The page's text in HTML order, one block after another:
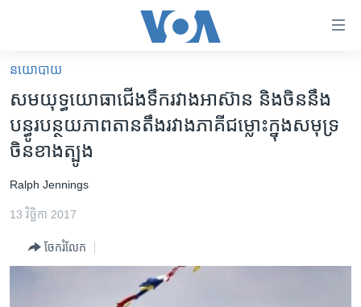
គេហទំព័រ​
ទាក់ទង
និង​
ចូល​
ទំព័រ​
ព័ត៌មាន​​
រំលង​
អន្តរជាតិ
អាមេរិក
ព្រឹត្តិការណ៍ព័ត៌មាន
នយោបាយ
សមយុទ្ធ​យោធា​ជើង​ទឹក​រវាង​អាស៊ាន និង​ចិន​នឹង​
បន្ធូរបន្ថយ​ភាព​តានតឹង​រវាង​ភាគី​ជម្លោះ​ក្នុង​សមុទ្រ​
ចិន​ខាង​ត្បូង
Ralph Jennings
13 វិច្ឆិកា 2017
ចែករំលែក